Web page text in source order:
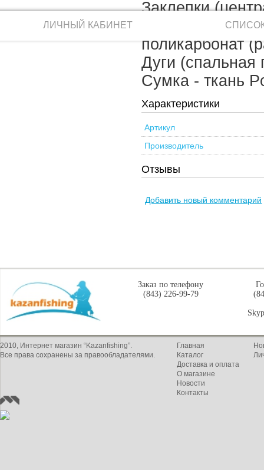
Заклепки
Механизм
поликарбонат
Дуги (спальная
Сумка - ткань
Характеристики
Артикул
Производитель
Отзывы
Добавить новый комментарий
ЛИЧНЫЙ КАБИНЕТ
Заказ по телефону
(843) 226-99-79
2010, Интернет магазин “Kazanfishing”.
Все права сохранены за правообладателями.
Главная
Каталог
Доставка и оплата
О магазине
Новости
Контакты